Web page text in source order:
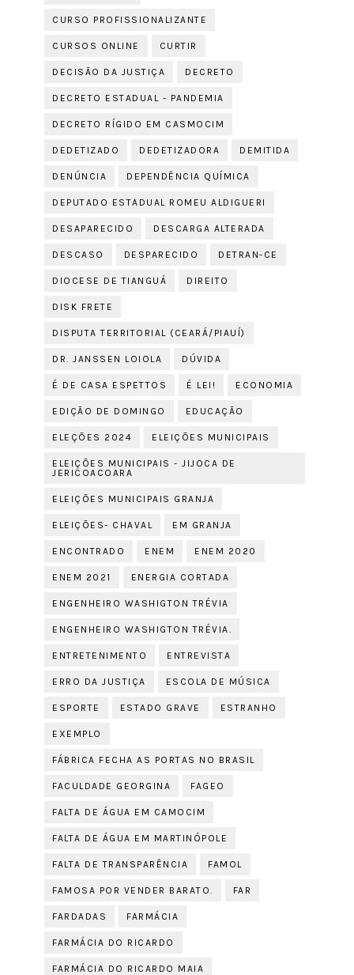
CURSO PROFISSIONALIZANTE
CURSOS ONLINE CURTIR
DECISÃO DA JUSTIÇA DECRETO
DECRETO ESTADUAL - PANDEMIA
DECRETO RÍGIDO EM CASMOCIM
DEDETIZADO DEDETIZADORA DEMITIDA
DENÚNCIA DEPENDÊNCIA QUÍMICA
DEPUTADO ESTADUAL ROMEU ALDIGUERI
DESAPARECIDO DESCARGA ALTERADA
DESCASO DESPARECIDO DETRAN-CE
DIOCESE DE TIANGUÁ DIREITO
DISK FRETE
DISPUTA TERRITORIAL (CEARÁ/PIAUÍ)
DR. JANSSEN LOIOLA DÚVIDA
É DE CASA ESPETTOS É LEI! ECONOMIA
EDIÇÃO DE DOMINGO EDUCAÇÃO
ELEÇÕES 2024 ELEIÇÕES MUNICIPAIS
ELEIÇÕES MUNICIPAIS - JIJOCA DE
JERICOACOARA
ELEIÇÕES MUNICIPAIS GRANJA
ELEIÇÕES- CHAVAL EM GRANJA
ENCONTRADO ENEM ENEM 2020
ENEM 2021 ENERGIA CORTADA
ENGENHEIRO WASHIGTON TRÉVIA
ENGENHEIRO WASHIGTON TRÉVIA.
ENTRETENIMENTO ENTREVISTA
ERRO DA JUSTIÇA ESCOLA DE MÚSICA
ESPORTE ESTADO GRAVE ESTRANHO
EXEMPLO
FÁBRICA FECHA AS PORTAS NO BRASIL
FACULDADE GEORGINA FAGEO
FALTA DE ÁGUA EM CAMOCIM
FALTA DE ÁGUA EM MARTINÓPOLE
FALTA DE TRANSPARÊNCIA FAMOL
FAMOSA POR VENDER BARATO. FAR
FARDADAS FARMÁCIA
FARMÁCIA DO RICARDO
FARMÁCIA DO RICARDO MAIA